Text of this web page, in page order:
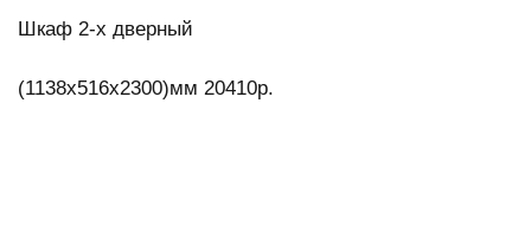
Шкаф 2-х дверный
(1138х516х2300)мм 20410р.